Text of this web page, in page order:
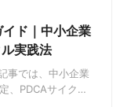
ド｜中小企業
実践法
事では、中小企業
、PDCAサイクル